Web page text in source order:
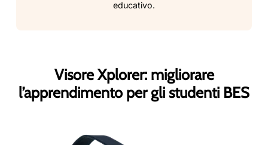
educativo.
Visore Xplorer: migliorare
l’apprendimento per gli studenti BES